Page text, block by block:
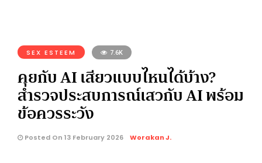
SEX ESTEEM 7.6K
คุยกับ AI เสียวแบบไหนได้บ้าง?
สำรวจประสบการณ์เสวกับ AI พร้อม
ข้อควรระวัง
Posted On 13 February 2026 Worakan J.